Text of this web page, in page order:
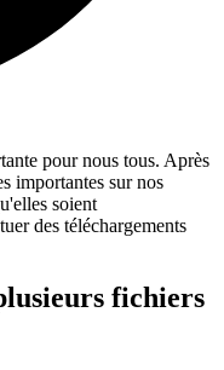
pour nous tous. Après
importantes sur nos
soient
des téléchargements
fichiers